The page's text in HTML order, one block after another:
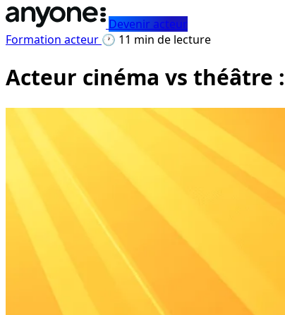
Devenir acteur
Formation acteur 🕐 11 min de lecture
Acteur cinéma vs théâtre